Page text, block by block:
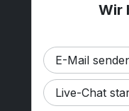
Wir
E-Mail
Live-Chat